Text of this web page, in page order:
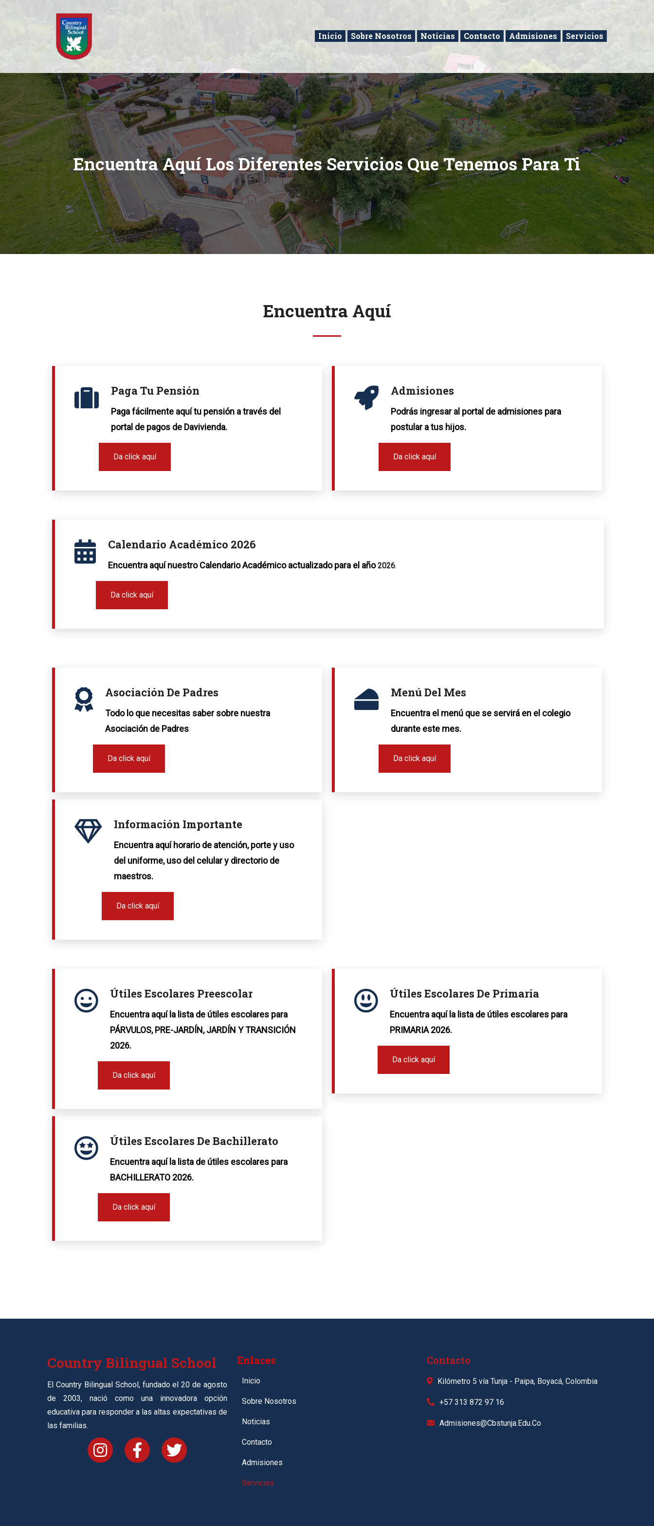
Inicio Sobre Nosotros Noticias Contacto Admisiones Servicios
Encuentra Aquí Los Diferentes Servicios Que Tenemos Para Ti
Encuentra Aquí
Paga Tu Pensión
Paga fácilmente aquí tu pensión a través del
portal de pagos de Davivienda.
Da click aquí
Admisiones
Podrás ingresar al portal de admisiones para
postular a tus hijos.
Da click aquí
Calendario Académico 2026
Encuentra aquí nuestro Calendario Académico actualizado para el año2026.
Da click aquí
Asociación De Padres
Todo lo que necesitas saber sobre nuestra
Asociación de Padres
Da click aquí
Información Importante
Encuentra aquí horario de atención, porte y uso
del uniforme, uso del celular y directorio de
maestros.
Da click aquí
Menú Del Mes
Encuentra el menú que se servirá en el colegio
durante este mes.
Da click aquí
Útiles Escolares Preescolar
Encuentra aquí la lista de útiles escolares para
PÁRVULOS, PRE-JARDÍN, JARDÍN Y TRANSICIÓN
2026.
Da click aquí
Útiles Escolares De Bachillerato
Encuentra aquí la lista de útiles escolares para
BACHILLERATO 2026.
Da click aquí
Útiles Escolares De Primaria
Encuentra aquí la lista de útiles escolares para
PRIMARIA 2026.
Da click aquí
Country Bilingual School
El Country Bilingual School, fundado el 20 de agosto
de 2003, nació como una innovadora opción
educativa para responder a las altas expectativas de
las familias.
Enlaces
Inicio
Sobre Nosotros
Noticias
Contacto
Admisiones
Servicios
Contacto
Kilómetro 5 vía Tunja - Paipa, Boyacá, Colombia
+57 313 872 97 16
Admisiones@cbstunja.edu.co